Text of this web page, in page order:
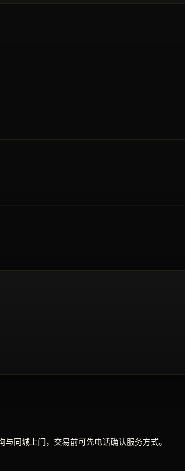
同城上门，交易前可先电话确认服务方式。